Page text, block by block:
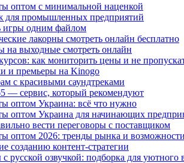
оптом с минимальной наценкой
для промышленных предприятий
игры одним файлом
лакорны смотреть онлайн бесплатно
на выходные смотреть онлайн
как мониторить цены и не
и премьеры на Kinogo
с красивыми саундтреками
— сервис, который рекомендуют
оптом Украина: всё что нужно
оптом Украина для начинающих
вести переговоры с поставщиком
оптом 2026: тренды рынка и возможности
созданию контент-стратегии
русской озвучкой: подборка для уютного